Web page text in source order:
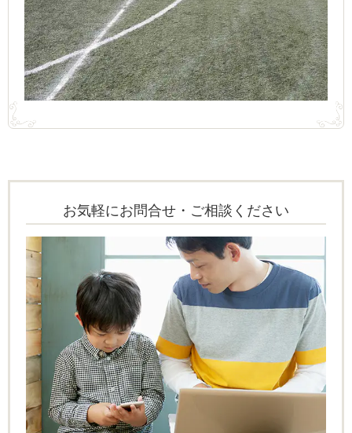
お気軽にお問合せ・ご相談ください